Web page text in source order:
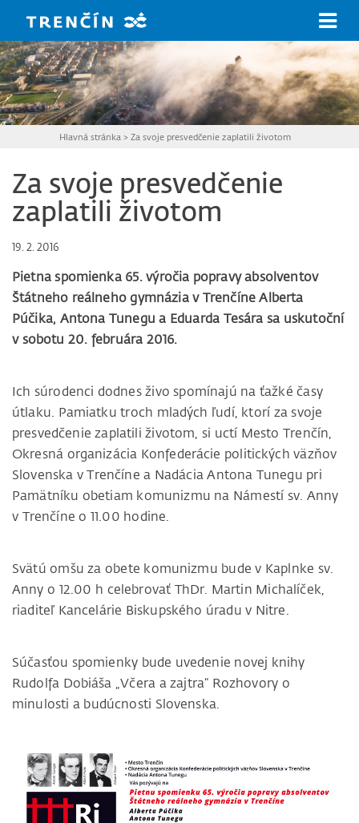
Hlavná stránka > Za svoje presvedčenie zaplatili životom
Za svoje presvedčenie
zaplatili životom
19. 2. 2016
Pietna spomienka 65. výročia popravy absolventov
Štátneho reálneho gymnázia v Trenčíne Alberta
Púčika, Antona Tunegu a Eduarda Tesára sa uskutoční
v sobotu 20. februára 2016.
Ich súrodenci dodnes živo spomínajú na ťažké časy
útlaku. Pamiatku troch mladých ľudí, ktorí za svoje
presvedčenie zaplatili životom, si uctí Mesto Trenčín,
Okresná organizácia Konfederácie politických väzňov
Slovenska v Trenčíne a Nadácia Antona Tunegu pri
Pamätníku obetiam komunizmu na Námestí sv. Anny
v Trenčíne o 11.00 hodine.
Svätú omšu za obete komunizmu bude v Kaplnke sv.
Anny o 12.00 h celebrovať ThDr. Martin Michalíček,
riaditeľ Kancelárie Biskupského úradu v Nitre.
Súčasťou spomienky bude uvedenie novej knihy
Rudolfa Dobiáša „Včera a zajtra“ Rozhovory o
minulosti a budúcnosti Slovenska.